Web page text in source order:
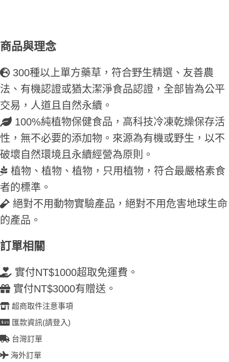
商品與理念
300種以上單方藥草，符合野生精選、友善農
法、有機認證或猶太潔淨食品認證，全部皆為公平
交易，人道且自然永續。
100%純植物保健食品，高科技冷凍乾燥保存活
性，無不必要的添加物。來源為有機或野生，以不
破壞自然環境且永續經營為原則。
植物、植物、植物，只用植物，符合最嚴格素食
者的標準。
絕對不用動物實驗產品，絕對不用危害地球生命
的產品。
訂單相關
實付NT$1000超取免運費。
實付NT$3000有贈送。
超商取件注意事項
匯款資訊(請登入)
台灣訂單
海外訂單